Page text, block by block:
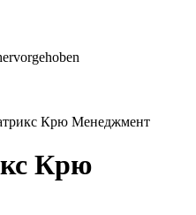
Крю Менеджмент
Крю